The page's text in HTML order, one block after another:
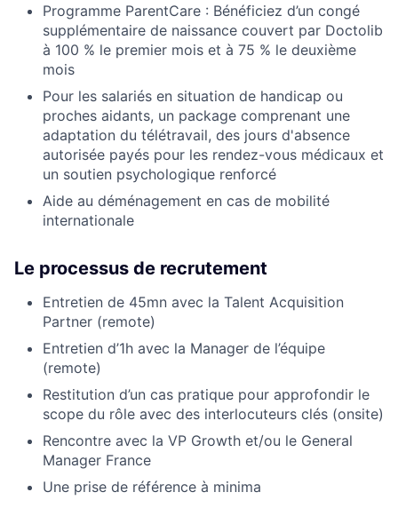
Programme ParentCare : Bénéficiez d’un congé
supplémentaire de naissance couvert par Doctolib
à 100 % le premier mois et à 75 % le deuxième
mois
Pour les salariés en situation de handicap ou
proches aidants, un package comprenant une
adaptation du télétravail, des jours d'absence
autorisée payés pour les rendez-vous médicaux et
un soutien psychologique renforcé
Aide au déménagement en cas de mobilité
internationale
Le processus de recrutement
Entretien de 45mn avec la Talent Acquisition
Partner (remote)
Entretien d’1h avec la Manager de l’équipe
(remote)
Restitution d’un cas pratique pour approfondir le
scope du rôle avec des interlocuteurs clés (onsite)
Rencontre avec la VP Growth et/ou le General
Manager France
Une prise de référence à minima